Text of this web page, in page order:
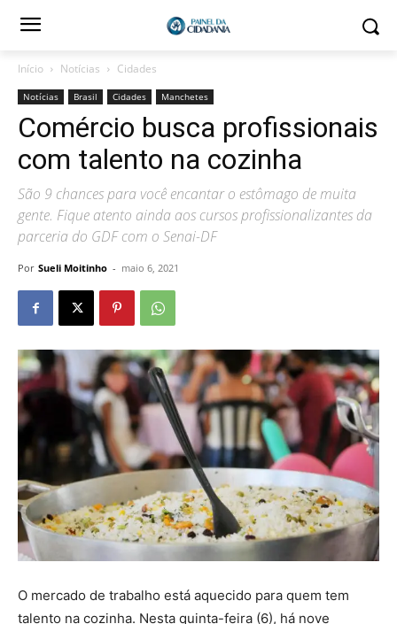
Início Notícias Cidades
Notícias Brasil Cidades Manchetes
Comércio busca profissionais
com talento na cozinha
São 9 chances para você encantar o estômago de muita
gente. Fique atento ainda aos cursos profissionalizantes da
parceria do GDF com o Senai-DF
Por Sueli Moitinho - maio 6, 2021
O mercado de trabalho está aquecido para quem tem
talento na cozinha. Nesta quinta-feira (6), há nove